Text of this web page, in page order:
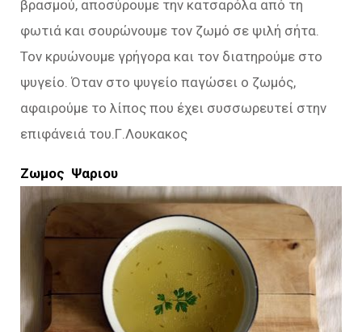
βρασμού, αποσύρουμε την κατσαρόλα από τη
φωτιά και σουρώνουμε τον ζωμό σε ψιλή σήτα.
Τον κρυώνουμε γρήγορα και τον διατηρούμε στο
ψυγείο. Όταν στο ψυγείο παγώσει ο ζωμός,
αφαιρούμε το λίπος που έχει συσσωρευτεί στην
επιφάνειά του.Γ.Λουκακος
Ζωμος Ψαριου